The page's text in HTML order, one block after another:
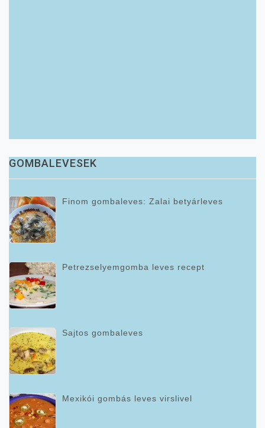
GOMBALEVESEK
Finom gombaleves: Zalai betyárleves
Petrezselyemgomba leves recept
Sajtos gombaleves
Mexikói gombás leves virslivel